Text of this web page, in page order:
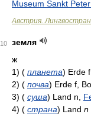
Museum Sankt
Австрия.
10
земля
ж
1) ( планета) Erde
2) ( почва) Erde f,
3) ( суша) Land n,
4) ( страна) Land n